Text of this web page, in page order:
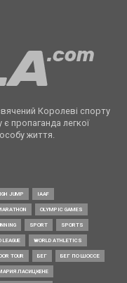
Королеві спорту
є пропаганда легкої
життя.
JUMP IAAF
OLYMPIC GAMES
SPORT SPORTS
LEAGUE WORLD ATHLETICS
TOUR БЕГ БЕГ ПО ШОССЕ
ЛАСИЦКЕНЕ